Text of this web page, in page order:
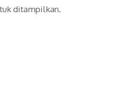
ditampilkan.